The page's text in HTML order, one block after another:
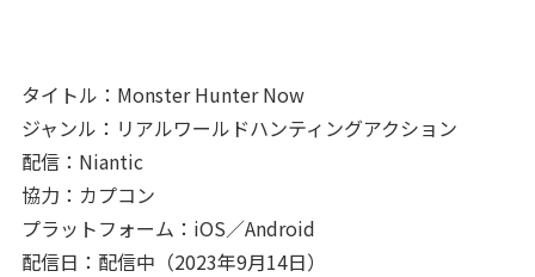
タイトル：Monster Hunter Now
ジャンル：リアルワールドハンティングアクション
配信：Niantic
協力：カプコン
プラットフォーム：iOS／Android
配信日：配信中（2023年9月14日）